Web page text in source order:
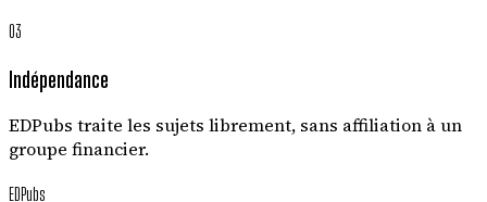
03
Indépendance
EDPubs traite les sujets librement, sans affiliation à un
groupe financier.
EDPubs